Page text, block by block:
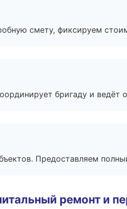
смету, фиксируем
бригаду и ведёт
Предоставляем
ремонт и